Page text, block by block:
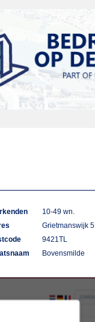
10-49 wn.
Grietmanswijk 5
9421TL
Bovensmilde